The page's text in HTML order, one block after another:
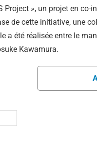
Project », un projet en co-
de cette initiative, une
a été réalisée entre le
Kawamura.